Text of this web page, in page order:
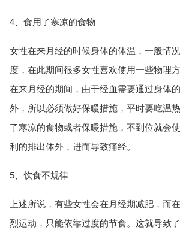
4、食用了寒凉的食物
女性在来月经的时候身体的体温，一般情
度，在此期间很多女性喜欢使用一些物理
在来月经的期间，由于经血需要通过身体
外，所以必须做好保暖措施，平时要吃温
了寒凉的食物或者保暖措施，不到位就会
利的排出体外，进而导致痛经。
5、饮食不规律
上述所说，有些女性会在月经期减肥，而
烈运动，只能依靠过度的节食。这就导致